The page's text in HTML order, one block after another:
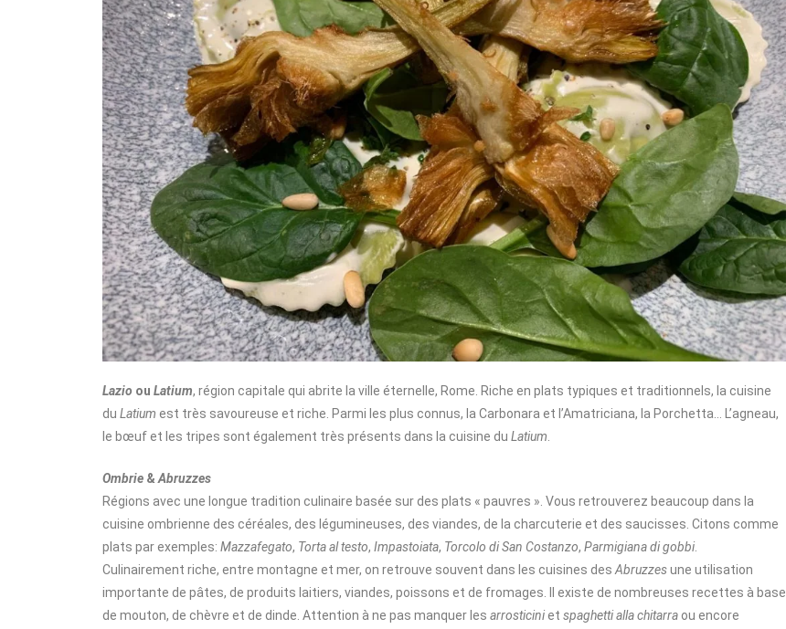
Lazio ou Latium, région capitale qui abrite la ville éternelle, Rome. Riche en plats typiques et traditionnels, la cuisine
du Latium est très savoureuse et riche. Parmi les plus connus, la Carbonara et l’Amatriciana, la Porchetta… L’agneau,
le bœuf et les tripes sont également très présents dans la cuisine du Latium.
Ombrie &Abruzzes
Régions avec une longue tradition culinaire basée sur des plats « pauvres ». Vous retrouverez beaucoup dans la
cuisine ombrienne des céréales, des légumineuses, des viandes, de la charcuterie et des saucisses. Citons comme
plats par exemples: Mazzafegato, Torta al testo, Impastoiata, Torcolo di San Costanzo, Parmigiana di gobbi.
Culinairement riche, entre montagne et mer, on retrouve souvent dans les cuisines desAbruzzesune utilisation
importante de pâtes, de produits laitiers, viandes, poissons et de fromages. Il existe de nombreuses recettes à base
de mouton, de chèvre et de dinde. Attention à ne pas manquer les arrosticiniet spaghetti alla chitarra ou encore